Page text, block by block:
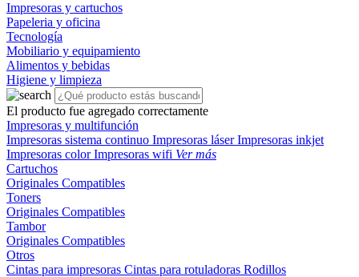
Impresoras y cartuchos
Papeleria y oficina
Tecnología
Mobiliario y equipamiento
Alimentos y bebidas
Higiene y limpieza
El producto fue agregado correctamente
Impresoras y multifunción
Impresoras sistema continuo Impresoras láserImpresoras inkjet
Impresoras colorImpresoras wifi Ver más
Cartuchos
Originales Compatibles
Toners
Originales Compatibles
Tambor
Originales Compatibles
Otros
Cintas para impresoras Cintas para rotuladoras Rodillos